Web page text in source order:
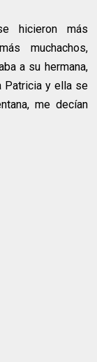
hicieron más
muchachos,
a su hermana,
Patricia y ella se
me decían